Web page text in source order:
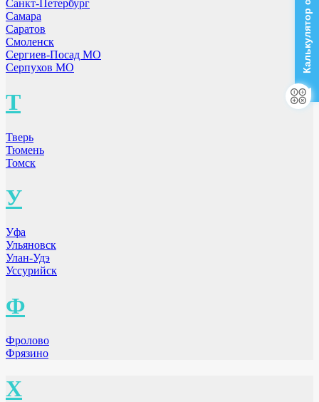
Санкт-Петербург
Самара
Саратов
Смоленск
Сергиев-Посад МО
Серпухов МО
Т
Тверь
Тюмень
Томск
У
Уфа
Ульяновск
Улан-Удэ
Уссурийск
Ф
Фролово
Фрязино
Х